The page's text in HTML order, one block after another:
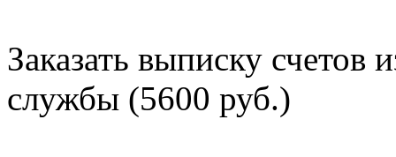
Заказать выписку счетов
службы (5600 руб.)